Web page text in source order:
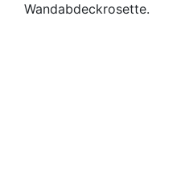
Wandabdeckrosette.